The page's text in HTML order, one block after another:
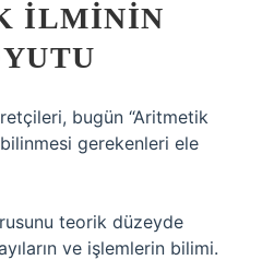
İLMININ
bugün “Aritmetik
gerekenleri ele
teorik düzeyde
ve işlemlerin bilimi.